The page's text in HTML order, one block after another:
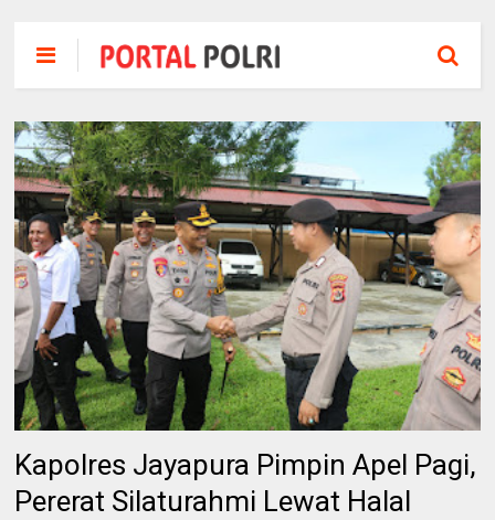
Kapolres Jayapura Pimpin Apel Pagi,
Pererat Silaturahmi Lewat Halal